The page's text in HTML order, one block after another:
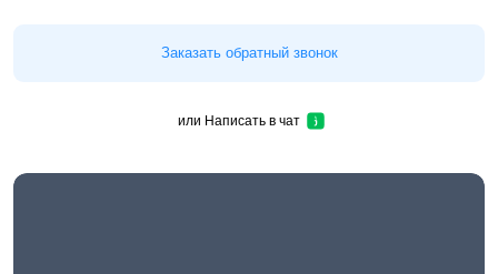
Заказать обратный звонок
или Написать в чат